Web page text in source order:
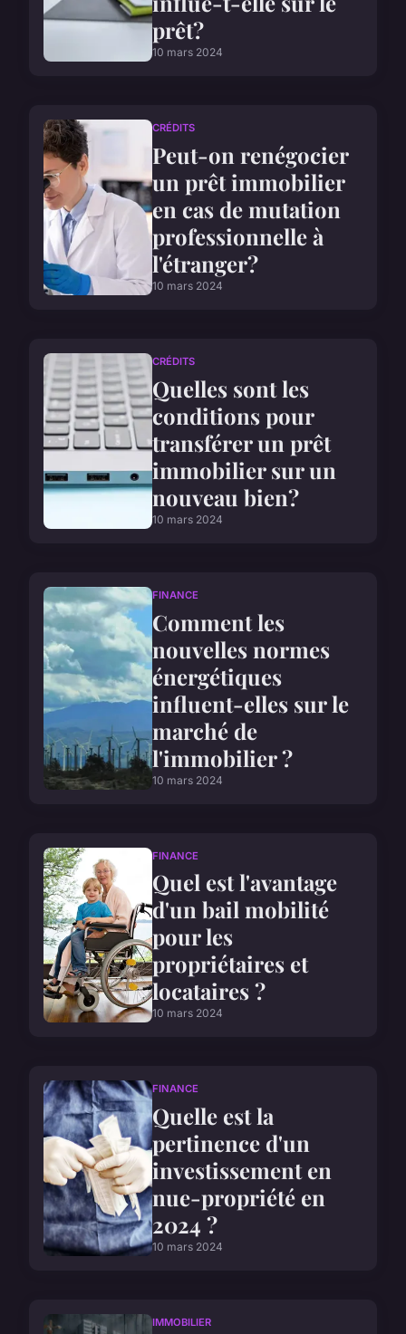
prêt?
10 mars 2024
CRÉDITS
Peut-on renégocier
un prêt immobilier
en cas de mutation
professionnelle à
l'étranger?
10 mars 2024
CRÉDITS
Quelles sont les
conditions pour
transférer un prêt
immobilier sur un
nouveau bien?
10 mars 2024
FINANCE
Comment les
nouvelles normes
énergétiques
influent-elles sur le
marché de
l'immobilier ?
10 mars 2024
FINANCE
Quel est l'avantage
d'un bail mobilité
pour les
propriétaires et
locataires ?
10 mars 2024
FINANCE
Quelle est la
pertinence d'un
investissement en
nue-propriété en
2024 ?
10 mars 2024
IMMOBILIER